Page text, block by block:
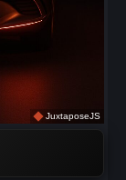
JuxtaposeJS